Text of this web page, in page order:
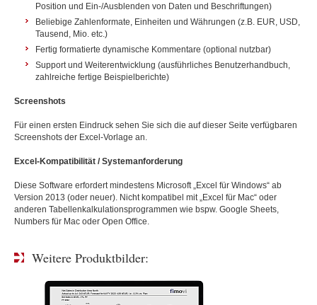
Position und Ein-/Ausblenden von Daten und Beschriftungen)
Beliebige Zahlenformate, Einheiten und Währungen (z.B. EUR, USD,
Tausend, Mio. etc.)
Fertig formatierte dynamische Kommentare (optional nutzbar)
Support und Weiterentwicklung (ausführliches Benutzerhandbuch,
zahlreiche fertige Beispielberichte)
Screenshots
Für einen ersten Eindruck sehen Sie sich die auf dieser Seite verfügbaren
Screenshots der Excel-Vorlage an.
Excel-Kompatibilität / Systemanforderung
Diese Software erfordert mindestens Microsoft „Excel für Windows“ ab
Version 2013 (oder neuer). Nicht kompatibel mit „Excel für Mac“ oder
anderen Tabellenkalkulationsprogrammen wie bspw. Google Sheets,
Numbers für Mac oder Open Office.
Weitere Produktbilder: